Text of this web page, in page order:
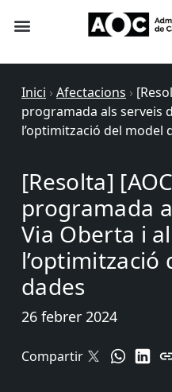
Inici › Afectacions ›
programada als serveis
l’optimització del model
[Resolta]
programada
Via Oberta i
l’optimització
dades
26 febrer 2024
Compartir